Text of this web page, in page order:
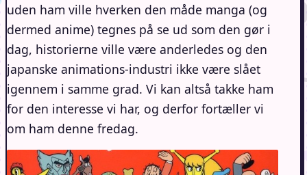
uden ham ville hverken den måde manga (og
dermed anime) tegnes på se ud som den gør i
dag, historierne ville være anderledes og den
japanske animations-industri ikke være slået
igennem i samme grad. Vi kan altså takke ham
for den interesse vi har, og derfor fortæller vi
om ham denne fredag.